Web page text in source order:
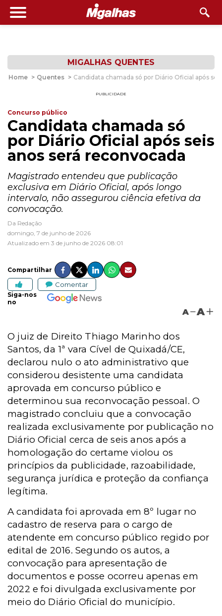
MIGALHAS QUENTES
Home > Quentes > Candidata chamada só por Diário Oficial após
PUBLICIDADE
Concurso público
Candidata chamada só
por Diário Oficial após seis
anos será reconvocada
Magistrado entendeu que publicação
exclusiva em Diário Oficial, após longo
intervalo, não assegurou ciência efetiva da
convocação.
Da Redação
domingo, 7 de junho de 2026
Atualizado em 3 de junho de 2026 08:01
Compartilhar
Comentar
Siga-nos
no
A A
O juiz de Direito Thiago Marinho dos
Santos, da 1ª vara Cível de Quixadá/CE,
declarou nulo o ato administrativo que
considerou desistente uma candidata
aprovada em concurso público e
determinou sua reconvocação pessoal. O
magistrado concluiu que a convocação
realizada exclusivamente por publicação no
Diário Oficial cerca de seis anos após a
homologação do certame violou os
princípios da publicidade, razoabilidade,
segurança jurídica e proteção da confiança
legítima.
A candidata foi aprovada em 8º lugar no
cadastro de reserva para o cargo de
atendente em concurso público regido por
edital de 2016. Segundo os autos, a
convocação para apresentação de
documentos e posse ocorreu apenas em
2022 e foi divulgada exclusivamente por
meio do Diário Oficial do município.